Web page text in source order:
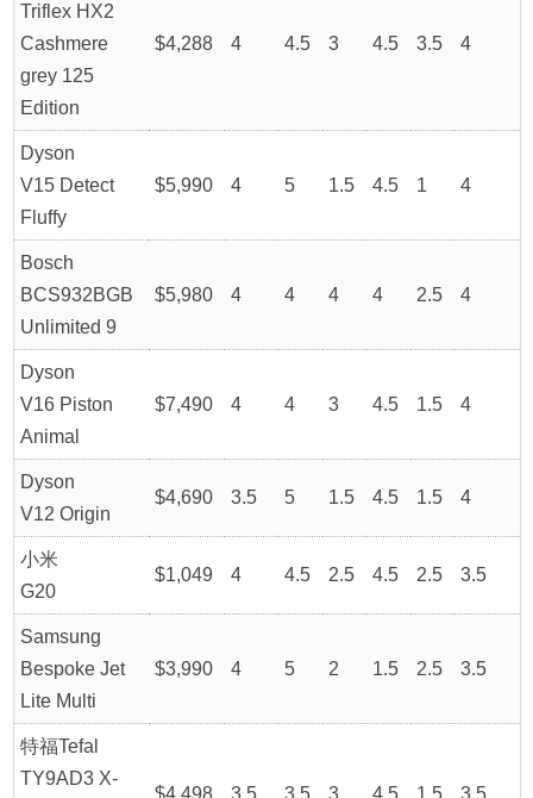
Triflex HX2
Cashmere
grey 125
Edition
$4,288 4 4.5 3 4.5 3.5 4
Dyson
V15 Detect
Fluffy
$5,990 4 5 1.5 4.5 1 4
Bosch
BCS932BGB
Unlimited 9
$5,980 4 4 4 4 2.5 4
Dyson
V16 Piston
Animal
$7,490 4 4 3 4.5 1.5 4
Dyson
V12 Origin
$4,690 3.5 5 1.5 4.5 1.5 4
小米
G20
$1,049 4 4.5 2.5 4.5 2.5 3.5
Samsung
Bespoke Jet
Lite Multi
$3,990 4 5 2 1.5 2.5 3.5
特福Tefal
TY9AD3 X-
$4,498 3.5 3.5 3 4.5 1.5 3.5